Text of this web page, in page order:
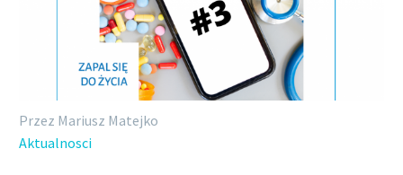
Przez Mariusz Matejko
Aktualnosci